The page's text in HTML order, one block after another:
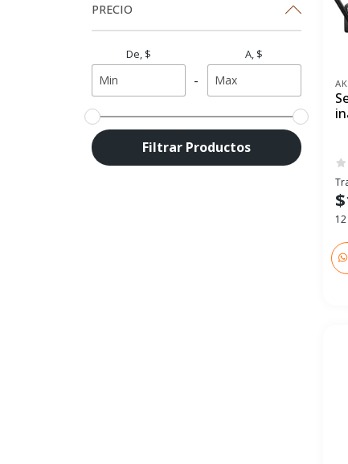
PRECIO
De, $
-
A, $
Filtrar Productos